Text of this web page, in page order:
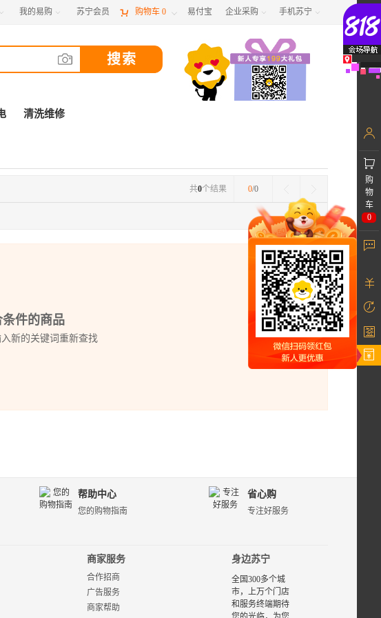
 我的易购  苏宁会员  购物车 0  易付宝 企业采购  手机苏宁 
清洗维修
0/0
共0个结果
件的商品
新的关键词重新查找
帮助中心
您的购物指南
省心购
专注好服务
商家服务
合作招商
广告服务
商家帮助
身边苏宁
全国300多个城
市，上万个门店
和服务终端期待
购
物
车
0